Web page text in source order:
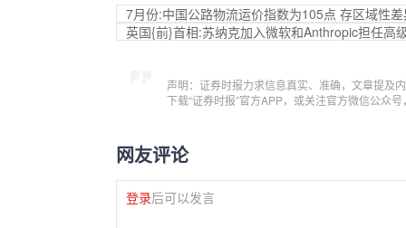
7月份:中国公路物流运价指数为105点 存区域性
英国{前}首相:苏纳克加入微软和Anthropic担任高
声明：证券时报力求信息真实、准确，文章提及
下载“证券时报”官方APP，或关注官方微信公众
网友评论
登录后可以发言